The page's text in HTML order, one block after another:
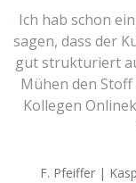
Ich hab schon
sagen, dass der
gut strukturiert
Mühen den
Kollegen
F. Pfeiffer |